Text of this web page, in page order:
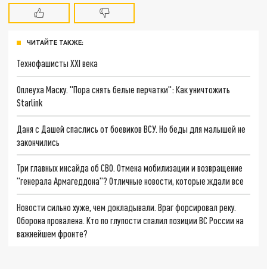
ЧИТАЙТЕ ТАКЖЕ:
Технофашисты XXI века
Оплеуха Маску. "Пора снять белые перчатки": Как уничтожить
Starlink
Даня с Дашей спаслись от боевиков ВСУ. Но беды для малышей не
закончились
Три главных инсайда об СВО. Отмена мобилизации и возвращение
"генерала Армагеддона"? Отличные новости, которые ждали все
Новости сильно хуже, чем докладывали. Враг форсировал реку.
Оборона провалена. Кто по глупости спалил позиции ВС России на
важнейшем фронте?